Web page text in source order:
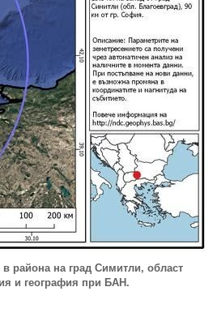
в района на град Симитли, област
и география при БАН.